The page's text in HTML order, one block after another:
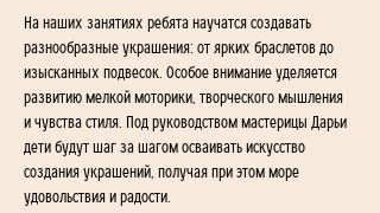
На наших занятиях ребята научатся создавать
разнообразные украшения: от ярких браслетов до
изысканных подвесок. Особое внимание уделяется
развитию мелкой моторики, творческого мышления
и чувства стиля. Под руководством мастерицы Дарьи
дети будут шаг за шагом осваивать искусство
создания украшений, получая при этом море
удовольствия и радости.